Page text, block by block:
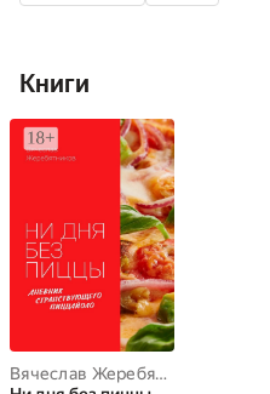
Книги
Вячеслав Жеребятников